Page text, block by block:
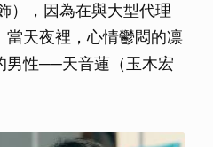
），因為在與大型代理
天夜裡，心情鬱悶的凛
男性──天音蓮（玉木宏